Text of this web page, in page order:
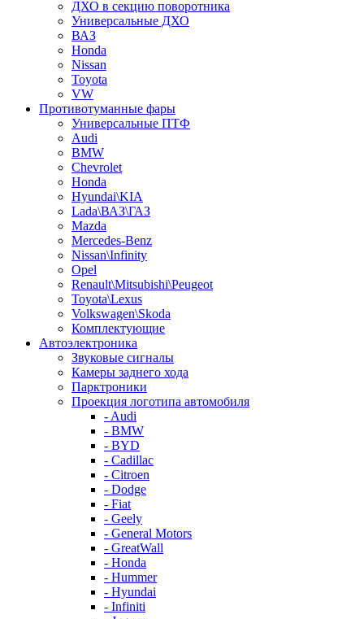
ДХО в секцию поворотника
Универсальные ДХО
ВАЗ
Honda
Nissan
Toyota
VW
Противотуманные фары
Универсальные ПТФ
Audi
BMW
Chevrolet
Honda
Hyundai\KIA
Lada\ВАЗ\ГАЗ
Mazda
Mercedes-Benz
Nissan\Infinity
Opel
Renault\Mitsubishi\Peugeot
Toyota\Lexus
Volkswagen\Skoda
Комплектующие
Автоэлектроника
Звуковые сигналы
Камеры заднего хода
Парктроники
Проекция логотипа автомобиля
- Audi
- BMW
- BYD
- Cadillac
- Citroen
- Dodge
- Fiat
- Geely
- General Motors
- GreatWall
- Honda
- Hummer
- Hyundai
- Infiniti